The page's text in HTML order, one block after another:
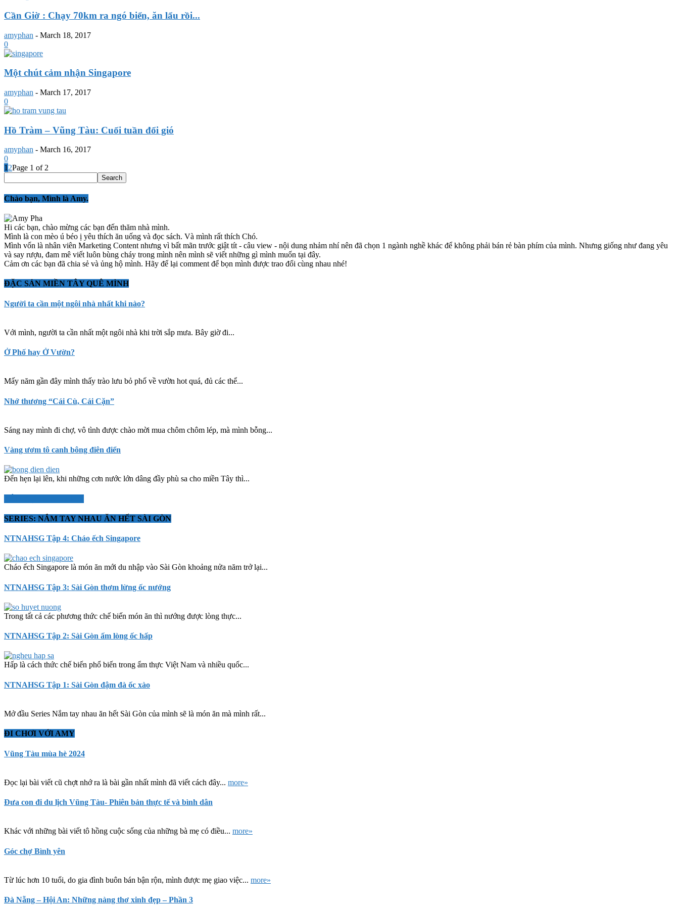
Cần Giờ : Chạy 70km ra ngó biển, ăn lẩu rồi...
amyphan - March 18, 2017
0
Một chút cảm nhận Singapore
amyphan - March 17, 2017
0
Hồ Tràm – Vũng Tàu: Cuối tuần đổi gió
amyphan - March 16, 2017
0
12Page 1 of 2
Chào bạn, Mình là Amy.
Hi các bạn, chào mừng các bạn đến thăm nhà mình.
Mình là con mèo ú béo ị yêu thích ăn uống và đọc sách. Và mình rất thích Chó.
Mình vốn là nhân viên Marketing Content nhưng vì bất mãn trước giật tít - câu view - nội dung nhảm nhí nên đã chọn 1 ngành nghề khác để không phải bán rẻ bàn phím của mình. Nhưng giống như đang yêu
và say rượu, đam mê viết luôn bùng cháy trong mình nên mình sẽ viết những gì mình muốn tại đây.
Cảm ơn các bạn đã chia sẻ và ủng hộ mình. Hãy để lại comment để bọn mình được trao đổi cùng nhau nhé!
ĐẶC SẢN MIỀN TÂY QUÊ MÌNH
Người ta cần một ngôi nhà nhất khi nào?
Với mình, người ta cần nhất một ngôi nhà khi trời sắp mưa. Bây giờ đi...
Ở Phố hay Ở Vườn?
Mấy năm gần đây mình thấy trào lưu bỏ phố về vườn hot quá, đủ các thể...
Nhớ thương “Cái Cù, Cái Cặn”
Sáng nay mình đi chợ, vô tình được chào mời mua chôm chôm lép, mà mình bỗng...
Vàng ươm tô canh bông điên điển
Đến hẹn lại lên, khi những cơn nước lớn dâng đầy phù sa cho miền Tây thì...
SERIES: NẮM TAY NHAU ĂN HẾT SÀI GÒN
NTNAHSG Tập 4: Cháo ếch Singapore
Cháo ếch Singapore là món ăn mới du nhập vào Sài Gòn khoảng nửa năm trở lại...
NTNAHSG Tập 3: Sài Gòn thơm lừng ốc nướng
Trong tất cả các phương thức chế biến món ăn thì nướng được lòng thực...
NTNAHSG Tập 2: Sài Gòn ấm lòng ốc hấp
Hấp là cách thức chế biến phổ biến trong ẩm thực Việt Nam và nhiều quốc...
NTNAHSG Tập 1: Sài Gòn đậm đà ốc xào
Mở đầu Series Nắm tay nhau ăn hết Sài Gòn của mình sẽ là món ăn mà mình rất...
ĐI CHƠI VỚI AMY
Vũng Tàu mùa hè 2024
Đọc lại bài viết cũ chợt nhớ ra là bài gần nhất mình đã viết cách đây... more»
Đưa con đi du lịch Vũng Tàu- Phiên bản thực tế và bình dân
Khác với những bài viết tô hồng cuộc sống của những bà mẹ có điều... more»
Góc chợ Bình yên
Từ lúc hơn 10 tuổi, do gia đình buôn bán bận rộn, mình được mẹ giao việc... more»
Đà Nẵng – Hội An: Những nàng thơ xinh đẹp – Phần 3